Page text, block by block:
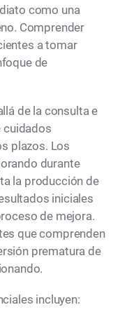
como una
Comprender
a tomar
de
de la consulta e
cuidados
plazos. Los
durante
la producción de
iniciales
de mejora.
que comprenden
prematura de
incluyen: